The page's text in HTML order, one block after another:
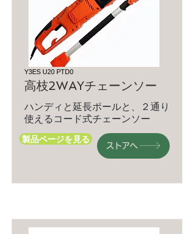
Y3ES U20 PTD0
高枝2WAYチェーンソー
ハンディと延長ポールと、２通り
使えるコード式チェーンソー
製品ページを見る
ストアへ